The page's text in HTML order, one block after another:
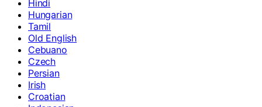
Hindi
Hungarian
Tamil
Old English
Cebuano
Czech
Persian
Irish
Croatian